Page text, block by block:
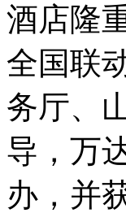
酒店隆
全国联
务厅、
导，万
办，并